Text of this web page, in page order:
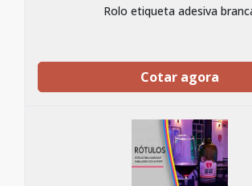
Rolo etiqueta adesiva
Cotar agora